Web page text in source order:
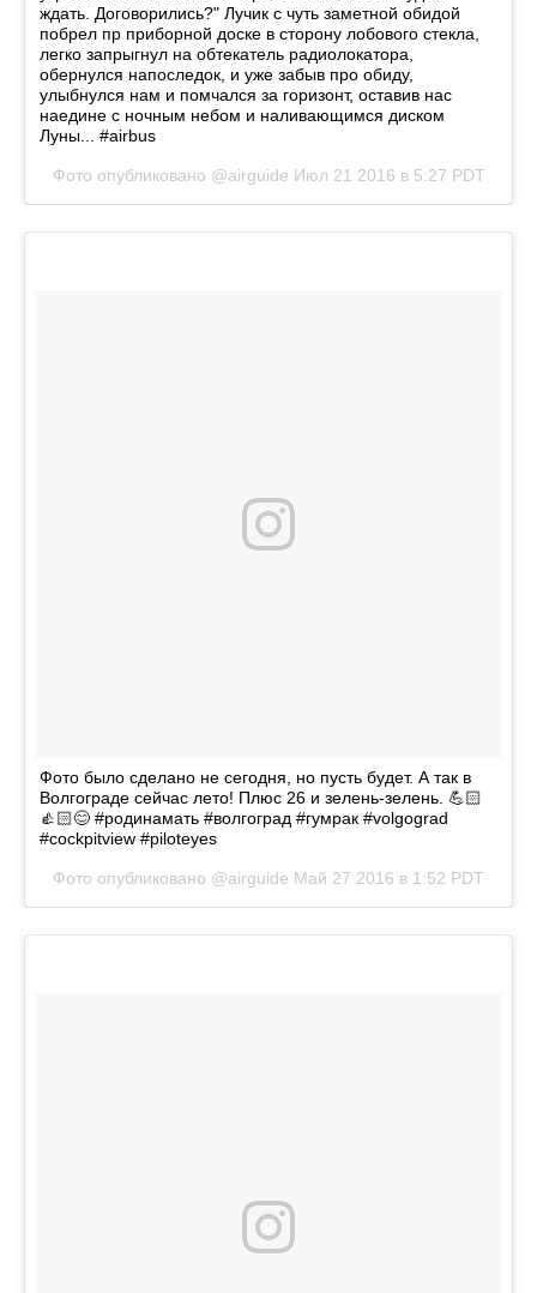
ждать. Договорились?" Лучик с чуть заметной обидой
побрел пр приборной доске в сторону лобового стекла,
легко запрыгнул на обтекатель радиолокатора,
обернулся напоследок, и уже забыв про обиду,
улыбнулся нам и помчался за горизонт, оставив нас
наедине с ночным небом и наливающимся диском
Луны... #airbus
Фото опубликовано @airguide Июл 21 2016 в 5:27 PDT
Фото было сделано не сегодня, но пусть будет. А так в
Волгограде сейчас лето! Плюс 26 и зелень-зелень. 💪🏻
👍🏻😊 #родинамать #волгоград #гумрак #volgograd
#cockpitview #piloteyes
Фото опубликовано @airguide Май 27 2016 в 1:52 PDT